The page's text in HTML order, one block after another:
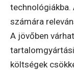
technológiákba.
számára
A jövőben
költségek